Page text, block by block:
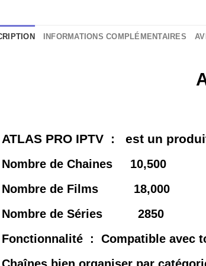
INFORMATIONS COMPLÉMENTAIRES
ATLAS PRO IPTV : est un
Nombre de Chaines 10,500
Nombre de Films 18,000
Nombre de Séries 2850
Fonctionnalité : Compatible avec